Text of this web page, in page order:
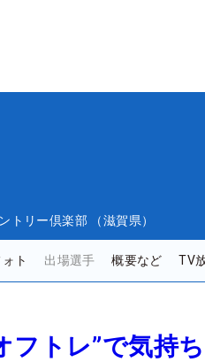
トリー倶楽部 （滋賀県）
ト 出場選手 概要など TV
トレ”で気持